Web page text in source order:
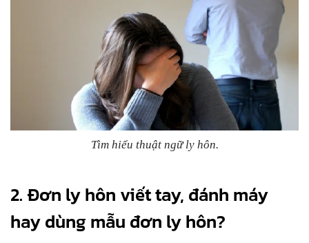
Tìm hiểu thuật ngữ ly hôn.
2. Đơn ly hôn viết tay, đánh máy
hay dùng mẫu đơn ly hôn?